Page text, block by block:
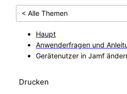
< Alle Themen
Haupt
Anwenderfragen und
Gerätenutzer in Jamf
Drucken